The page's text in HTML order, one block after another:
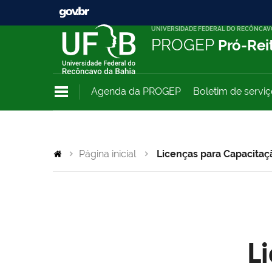
UNIVERSIDADE FEDERAL DO
PROGEP Pró-
Agenda da PROGEP Boletim de
Página inicial Licenças para